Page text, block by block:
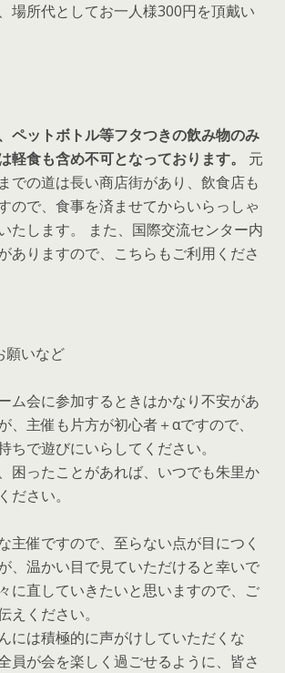
場所代としてお一人様300円を頂戴い
ペットボトル等フタつきの飲み物のみ
軽食も含め不可となっております。
元
での道は長い商店街があり、飲食店も
ので、食事を済ませてからいらっしゃ
たします。 また、国際交流センター内
ありますので、こちらもご利用くださ
願いなど
ム会に参加するときはかなり不安があ
、主催も片方が初心者＋αですので、
ちで遊びにいらしてください。
困ったことがあれば、いつでも朱里か
ださい。
主催ですので、至らない点が目につく
、温かい目で見ていただけると幸いで
に直していきたいと思いますので、ご
えください。
には積極的に声がけしていただくな
員が会を楽しく過ごせるように、皆さ